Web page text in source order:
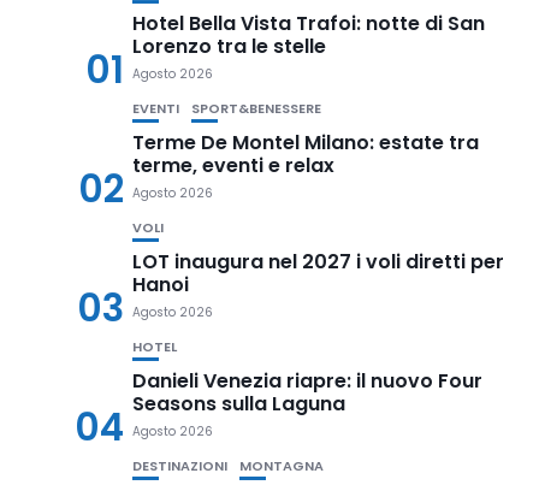
01
Hotel Bella Vista Trafoi: notte di San
Lorenzo tra le stelle
Agosto 2026
02
EVENTI SPORT&BENESSERE
Terme De Montel Milano: estate tra
terme, eventi e relax
Agosto 2026
03
VOLI
LOT inaugura nel 2027 i voli diretti per
Hanoi
Agosto 2026
04
HOTEL
Danieli Venezia riapre: il nuovo Four
Seasons sulla Laguna
Agosto 2026
DESTINAZIONI MONTAGNA